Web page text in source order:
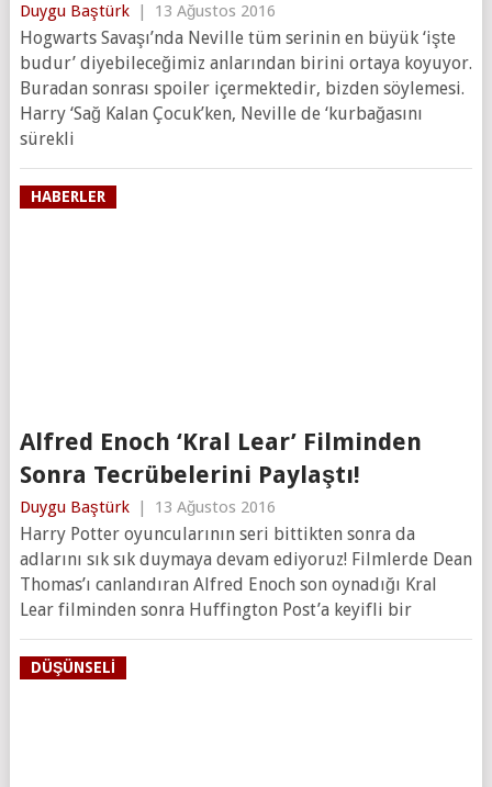
Duygu Baştürk | 13 Ağustos 2016
Hogwarts Savaşı’nda Neville tüm serinin en büyük ‘işte
budur’ diyebileceğimiz anlarından birini ortaya koyuyor.
Buradan sonrası spoiler içermektedir, bizden söylemesi.
Harry ‘Sağ Kalan Çocuk’ken, Neville de ‘kurbağasını
sürekli
HABERLER
Alfred Enoch ‘Kral Lear’ Filminden
Sonra Tecrübelerini Paylaştı!
Duygu Baştürk | 13 Ağustos 2016
Harry Potter oyuncularının seri bittikten sonra da
adlarını sık sık duymaya devam ediyoruz! Filmlerde Dean
Thomas’ı canlandıran Alfred Enoch son oynadığı Kral
Lear filminden sonra Huffington Post’a keyifli bir
DÜŞÜNSELI